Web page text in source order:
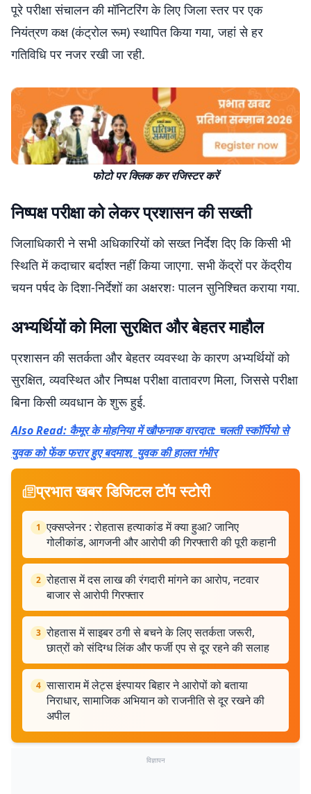
पूरे परीक्षा संचालन की मॉनिटरिंग के लिए जिला स्तर पर एक
नियंत्रण कक्ष (कंट्रोल रूम) स्थापित किया गया, जहां से हर
गतिविधि पर नजर रखी जा रही.
फोटो पर क्लिक कर रजिस्टर करें
निष्पक्ष परीक्षा को लेकर प्रशासन की सख्ती
जिलाधिकारी ने सभी अधिकारियों को सख्त निर्देश दिए कि किसी भी
स्थिति में कदाचार बर्दाश्त नहीं किया जाएगा. सभी केंद्रों पर केंद्रीय
चयन पर्षद के दिशा-निर्देशों का अक्षरशः पालन सुनिश्चित कराया गया.
अभ्यर्थियों को मिला सुरक्षित और बेहतर माहौल
प्रशासन की सतर्कता और बेहतर व्यवस्था के कारण अभ्यर्थियों को
सुरक्षित, व्यवस्थित और निष्पक्ष परीक्षा वातावरण मिला, जिससे परीक्षा
बिना किसी व्यवधान के शुरू हुई.
Also Read: कैमूर के मोहनिया में खौफनाक वारदात: चलती स्कॉर्पियो से
युवक को फेंक फरार हुए बदमाश, युवक की हालत गंभीर
प्रभात खबर डिजिटल टॉप स्टोरी
1 एक्सप्लेनर : रोहतास हत्याकांड में क्या हुआ? जानिए
गोलीकांड, आगजनी और आरोपी की गिरफ्तारी की पूरी कहानी
2 रोहतास में दस लाख की रंगदारी मांगने का आरोप, नटवार
बाजार से आरोपी गिरफ्तार
3 रोहतास में साइबर ठगी से बचने के लिए सतर्कता जरूरी,
छात्रों को संदिग्ध लिंक और फर्जी एप से दूर रहने की सलाह
4 सासाराम में लेट्स इंस्पायर बिहार ने आरोपों को बताया
निराधार, सामाजिक अभियान को राजनीति से दूर रखने की
अपील
विज्ञापन